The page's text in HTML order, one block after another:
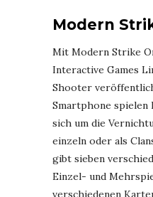
Modern
Mit Modern Strike
Interactive Games
Shooter
Smartphone spielen
sich um die
einzeln oder als
gibt sieben
Einzel- und
verschiedenen